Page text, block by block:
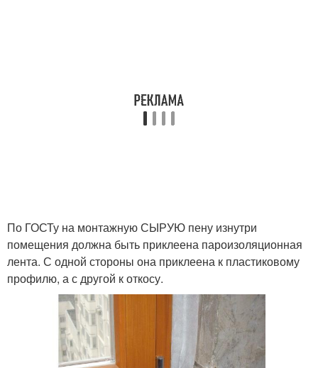
По ГОСТу на монтажную СЫРУЮ пену изнутри
помещения должна быть приклеена пароизоляционная
лента. С одной стороны она приклеена к пластиковому
профилю, а с другой к откосу.